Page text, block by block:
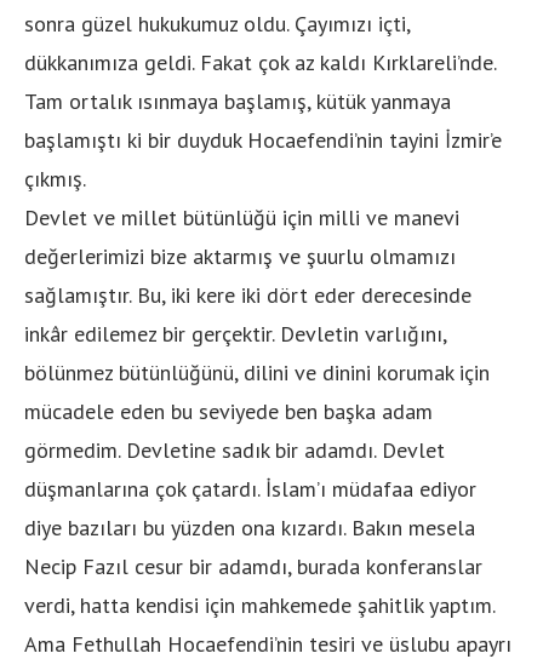
sonra güzel hukukumuz oldu. Çayımızı içti,
dükkanımıza geldi. Fakat çok az kaldı Kırklareli’nde.
Tam ortalık ısınmaya başlamış, kütük yanmaya
başlamıştı ki bir duyduk Hocaefendi’nin tayini İzmir’e
çıkmış.
Devlet ve millet bütünlüğü için milli ve manevi
değerlerimizi bize aktarmış ve şuurlu olmamızı
sağlamıştır. Bu, iki kere iki dört eder derecesinde
inkâr edilemez bir gerçektir. Devletin varlığını,
bölünmez bütünlüğünü, dilini ve dinini korumak için
mücadele eden bu seviyede ben başka adam
görmedim. Devletine sadık bir adamdı. Devlet
düşmanlarına çok çatardı. İslam’ı müdafaa ediyor
diye bazıları bu yüzden ona kızardı. Bakın mesela
Necip Fazıl cesur bir adamdı, burada konferanslar
verdi, hatta kendisi için mahkemede şahitlik yaptım.
Ama Fethullah Hocaefendi’nin tesiri ve üslubu apayrı